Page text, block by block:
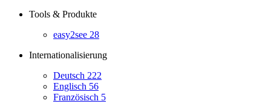
Tools & Produkte
easy2see 28
Internationalisierung
Deutsch 222
Englisch 56
Französisch 5